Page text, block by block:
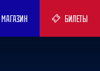
МАГАЗИН БИЛЕТЫ